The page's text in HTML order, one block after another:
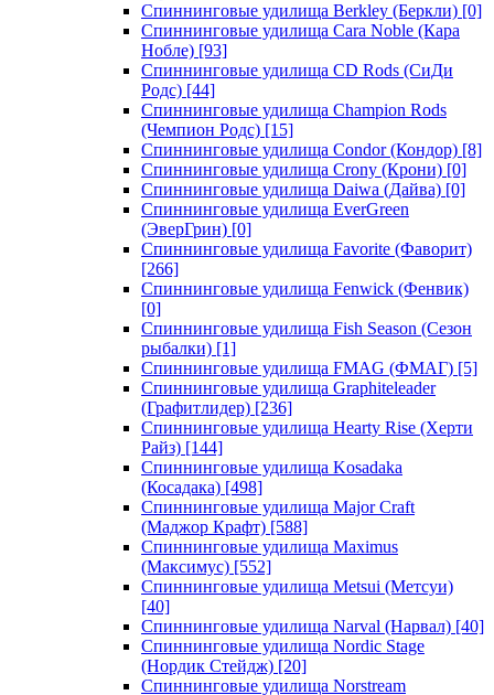
Спиннинговые удилища Berkley (Беркли) [0]
Спиннинговые удилища Cara Noble (Кара
Нобле) [93]
Спиннинговые удилища CD Rods (СиДи
Родс) [44]
Спиннинговые удилища Champion Rods
(Чемпион Родс) [15]
Спиннинговые удилища Condor (Кондор) [8]
Спиннинговые удилища Crony (Крони) [0]
Спиннинговые удилища Daiwa (Дайва) [0]
Спиннинговые удилища EverGreen
(ЭверГрин) [0]
Спиннинговые удилища Favorite (Фаворит)
[266]
Спиннинговые удилища Fenwick (Фенвик)
[0]
Спиннинговые удилища Fish Season (Сезон
рыбалки) [1]
Спиннинговые удилища FMAG (ФМАГ) [5]
Спиннинговые удилища Graphiteleader
(Графитлидер) [236]
Спиннинговые удилища Hearty Rise (Херти
Райз) [144]
Спиннинговые удилища Kosadaka
(Косадака) [498]
Спиннинговые удилища Major Craft
(Маджор Крафт) [588]
Спиннинговые удилища Maximus
(Максимус) [552]
Спиннинговые удилища Metsui (Метсуи)
[40]
Спиннинговые удилища Narval (Нарвал) [40]
Спиннинговые удилища Nordic Stage
(Нордик Стейдж) [20]
Спиннинговые удилища Norstream